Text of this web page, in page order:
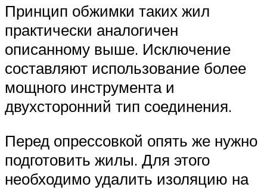
Принцип обжимки таких жил
практически аналогичен
описанному выше. Исключение
составляют использование более
мощного инструмента и
двухсторонний тип соединения.
Перед опрессовкой опять же нужно
подготовить жилы. Для этого
необходимо удалить изоляцию на